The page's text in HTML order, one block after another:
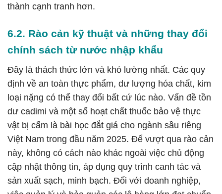
thành cạnh tranh hơn.
6.2. Rào cản kỹ thuật và những thay đổi
chính sách từ nước nhập khẩu
Đây là thách thức lớn và khó lường nhất. Các quy
định về an toàn thực phẩm, dư lượng hóa chất, kim
loại nặng có thể thay đổi bất cứ lúc nào. Vấn đề tồn
dư cadimi và một số hoạt chất thuốc bảo vệ thực
vật bị cấm là bài học đắt giá cho ngành sầu riêng
Việt Nam trong đầu năm 2025. Để vượt qua rào cản
này, không có cách nào khác ngoài việc chủ động
cập nhật thông tin, áp dụng quy trình canh tác và
sản xuất sạch, minh bạch. Đối với doanh nghiệp,